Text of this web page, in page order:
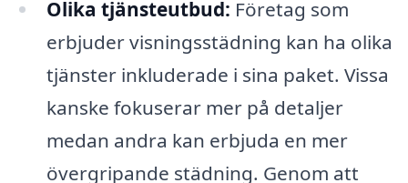
Olika tjänsteutbud: Företag som
erbjuder visningsstädning kan ha olika
tjänster inkluderade i sina paket. Vissa
kanske fokuserar mer på detaljer
medan andra kan erbjuda en mer
övergripande städning. Genom att